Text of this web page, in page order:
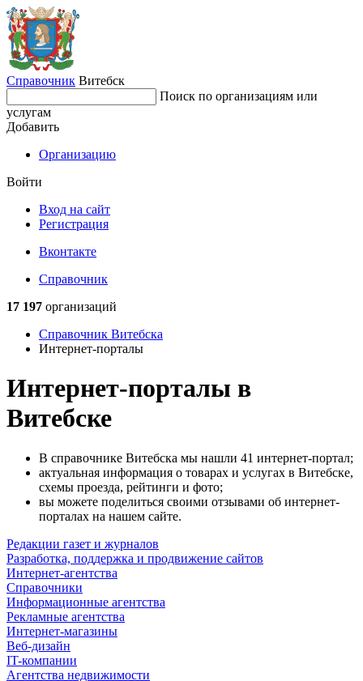
Справочник Витебск
Поиск по организациям или
услугам
Добавить
Организацию
Войти
Вход на сайт
Регистрация
Вконтакте
Справочник
17 197 организаций
Справочник Витебска
Интернет-порталы
Интернет-порталы в
Витебске
В справочнике Витебска мы нашли 41 интернет-портал;
актуальная информация о товарах и услугах в Витебске,
схемы проезда, рейтинги и фото;
вы можете поделиться своими отзывами об интернет-
порталах на нашем сайте.
Редакции газет и журналов
Разработка, поддержка и продвижение сайтов
Интернет-агентства
Справочники
Информационные агентства
Рекламные агентства
Интернет-магазины
Веб-дизайн
IT-компании
Агентства недвижимости